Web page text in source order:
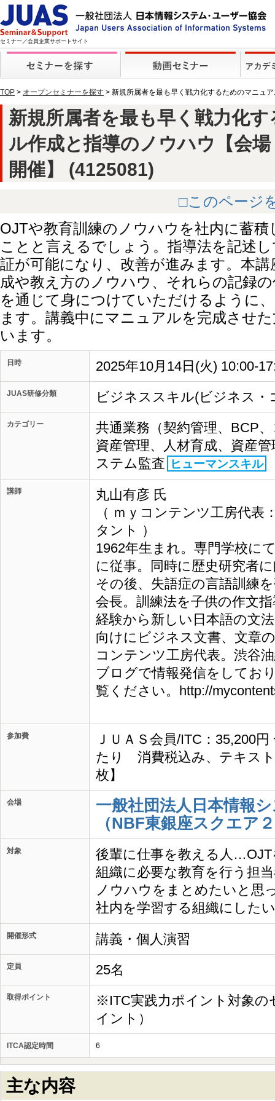
セミナー／会員企業サポートサイト
TOP > オープンセミナーを探す > 新規所属者を最も早く戦力化するためのマニュ
新規所属者を最も早く戦力化
ル作成と指導のノウハウ【会
開催】 (4125081)
□このページ
OJTや教育訓練のノウハウを社内に蓄
ことと言えるでしょう。指導法を記述
証が可能になり、改善が進みます。本
成や教え方のノウハウ、それらの記録
を通じて身につけていただけるように
ます。講義中にマニュアルを完成させ
います。
日時 2025年10月14日(火) 10:00-
JUAS研修分類 ビジネススキル(ビジネス
カテゴリー
共通業務（契約管理、BCP
資産管理、人材育成、資産
ステム監査 ヒューマンスキル
講師
丸山有彦 氏
（ ｍｙコンテンツ工房代表
タント ）
1962年生まれ。専門学校に
に従事。同時に歴史研究者
その後、失語症の言語訓練
会長。訓練法を子供の作文
経験から新しい日本語の文
向けにビジネス文書、文章
コンテンツ工房代表。渋谷
ブログで情報発信をしてお
覧ください。http://
参加費
ＪＵＡＳ会員/ITC：35,200
たり 消費税込み、テキス
枚】
会場
一般社団法人日本情報
（NBF東銀座スクエア
対象
後輩に仕事を教える人…OJT
組織に必要な教育を行う担
ノウハウをまとめたいと思
社内を学習する組織にした
開催形式 講義・個人演習
定員 25名
取得ポイント
※ITC実践力ポイント対象の
イント）
ITCA認定時間 6
主な内容